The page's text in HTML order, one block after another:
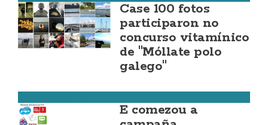
Case 100 fotos
participaron no
concurso vitamínico
de "Móllate polo
galego"
E comezou a